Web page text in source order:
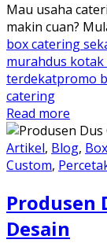
Mau usaha
makin cuan?
box catering
murahdus
terdekatpromo
catering
Read more
Artikel, Blog,
Custom,
Produsen
Desain